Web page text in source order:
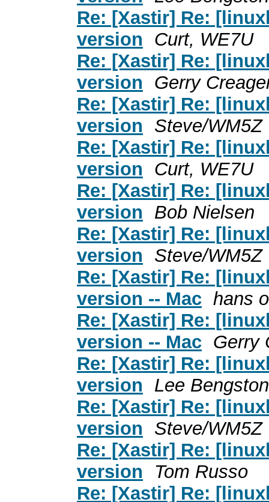
Re: [Xastir] Re:
version
Curt, WE7U
Re: [Xastir] Re:
version
Gerry
Re: [Xastir] Re:
version
Steve/WM5Z
Re: [Xastir] Re:
version
Curt, WE7U
Re: [Xastir] Re:
version
Bob Nielsen
Re: [Xastir] Re:
version
Steve/WM5Z
Re: [Xastir] Re:
version -- Mac hans
Re: [Xastir] Re:
version -- Mac Gerry
Re: [Xastir] Re:
version
Lee Bengston
Re: [Xastir] Re:
version
Steve/WM5Z
Re: [Xastir] Re:
version
Tom Russo
Re: [Xastir] Re: